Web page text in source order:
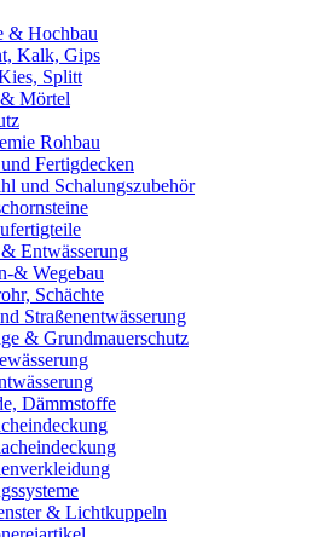
& Hochbau
Kalk, Gips
Splitt
Mörtel
Rohbau
Fertigdecken
und Schalungszubehör
Entwässerung
& Wegebau
Schächte
Straßenentwässerung
& Grundmauerschutz
Dämmstoffe
& Lichtkuppeln